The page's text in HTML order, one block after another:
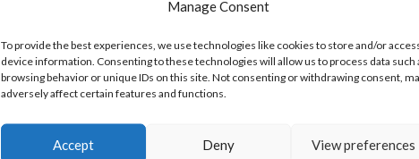
Manage Consent
To provide the best experiences, we use technologies like cookies to store and/or
device information. Consenting to these technologies will allow us to process data such
browsing behavior or unique IDs on this site. Not consenting or withdrawing consent,
adversely affect certain features and functions.
Accept Deny View preferences
5150c
PLC